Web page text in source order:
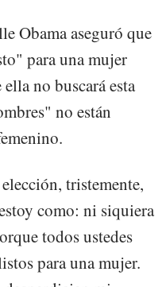
Obama aseguró que
para una mujer
no buscará esta
no están
tristemente,
como: ni siquiera
todos ustedes
para una mujer.